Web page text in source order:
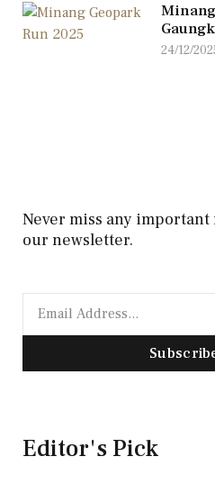
24/12/
Never miss any important
our newsletter.
Editor's Pick